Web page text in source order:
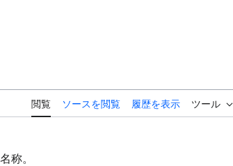
閲覧 ソースを閲覧 履歴を表示 ツール
称。